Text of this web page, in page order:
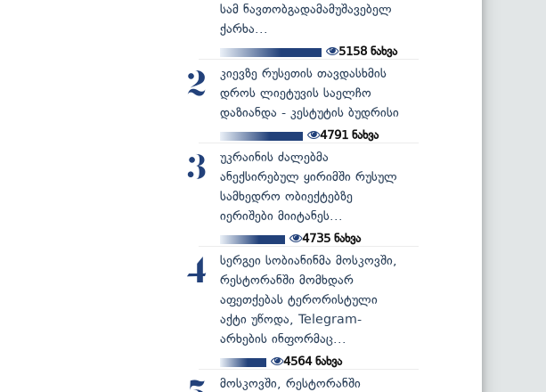
სამ ნავთობგადამამუშავებელ
ქარხა...
5158 ნახვა
2
კიევზე რუსეთის თავდასხმის
დროს ლიეტუვის საელჩო
დაზიანდა - კესტუტის ბუდრისი
4791 ნახვა
3
უკრაინის ძალებმა
ანექსირებულ ყირიმში რუსულ
სამხედრო ობიექტებზე
იერიშები მიიტანეს...
4735ნახვა
4
სერგეი სობიანინმა მოსკოვში,
რესტორანში მომხდარ
აფეთქებას ტერორისტული
აქტი უწოდა, Telegram-
არხების ინფორმაც...
4564ნახვა
მოსკოვში, რესტორანში